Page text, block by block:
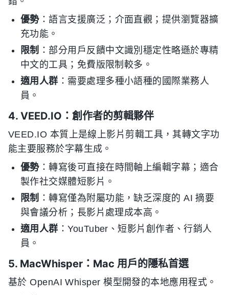
優勢：語言支援廣泛；介面直觀；提供瀏覽器擴
充功能。
限制 ：部分用戶反饋中文識別穩定性略遜於專精
中文的工具；免費版限制較多。
適用人群 ：需要處理多種小語種的國際業務人
員。
4. VEED.IO：創作者的剪輯夥伴
VEED.IO 本質上是線上影片剪輯工具，其轉文字功
能主要服務於字幕生成。
優勢：轉寫後可直接在時間軸上編輯字幕；適合
製作社交媒體短影片。
限制 ：轉寫僅為附屬功能，缺乏深度的 AI 摘要
與會議分析；長影片處理成本高。
適用人群 ：YouTuber、短影片創作者、行銷人
員。
5. MacWhisper：Mac 用戶的隱私首選
基於 OpenAI Whisper 模型開發的本地應用程式。